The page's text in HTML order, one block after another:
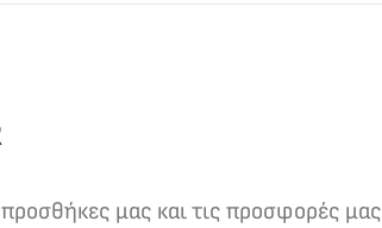
μας και τις προσφορές μας